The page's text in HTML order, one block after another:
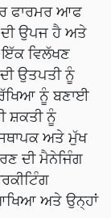
ਫਾਰਮਰ ਆਫ
ਦੀ ਉਪਜ ਹੈ ਅਤੇ
ਇੱਕ ਵਿਲੱਖਣ
ਉਤਪਤੀ ਨੂੰ
ਨੂੰ ਬਣਾਈ
ਸ਼ਕਤੀ ਨੂੰ
ਅਤੇ ਮੁੱਖ
ਦੀ ਮੈਨੇਜਿੰਗ
ਅਤੇ ਉਨ੍ਹਾਂ